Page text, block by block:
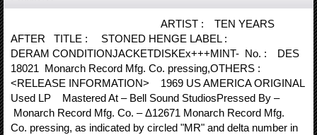
ARTIST : TEN YEARS
AFTER TITLE : STONED HENGE LABEL :
DERAM CONDITIONJACKETDISKEx+++MINT- No. : DES
18021 Monarch Record Mfg. Co. pressing,OTHERS :
<RELEASE INFORMATION> 1969 US AMERICA ORIGINAL
Used LP Mastered At – Bell Sound StudiosPressed By –
Monarch Record Mfg. Co. – Δ12671 Monarch Record Mfg.
Co. pressing, as indicated by circled "MR" and delta number in